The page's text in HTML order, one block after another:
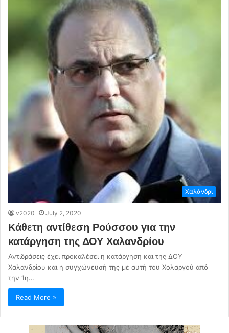
Χαλάνδρι
v2020 July 2, 2020
Κάθετη αντίθεση Ρούσσου για την
κατάργηση της ΔΟΥ Χαλανδρίου
Αντιδράσεις έχει προκαλέσει η κατάργηση και της ΔΟΥ
Χαλανδρίου και η συγχώνευσή της με αυτή του Χολαργού από
την 1η…
Read More »